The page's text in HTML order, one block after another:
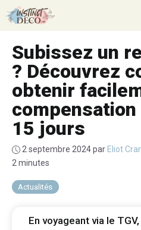
Aller
au
Actualités
Subissez un
? Découvrez
obtenir
15 jours
2 septembre 2024par Eliot
2 minutes
En voyageant via le